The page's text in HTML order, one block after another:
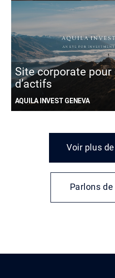
Site corporate
d’actifs
AQUILA INVEST GENEVA
Voir plus
Parlons